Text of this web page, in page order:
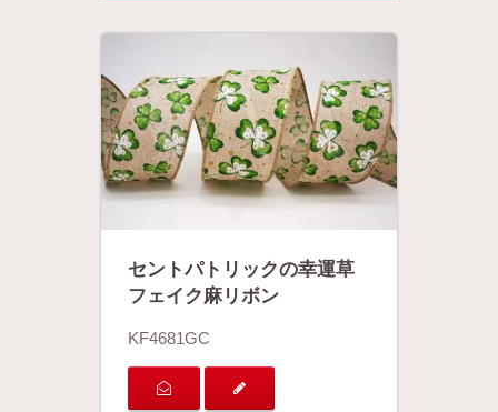
セントパトリックの幸運草
フェイク麻リボン
KF4681GC